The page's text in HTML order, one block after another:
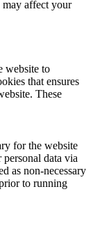
may affect your
website to
that ensures
These
for the website
data via
as non-necessary
to running